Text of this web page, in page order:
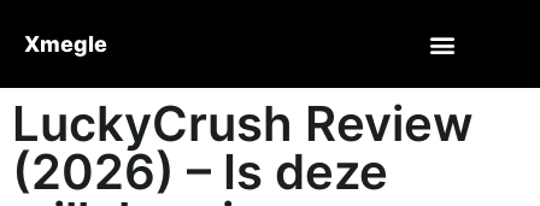
Xmegle
LuckyCrush Review
(2026) – Is deze